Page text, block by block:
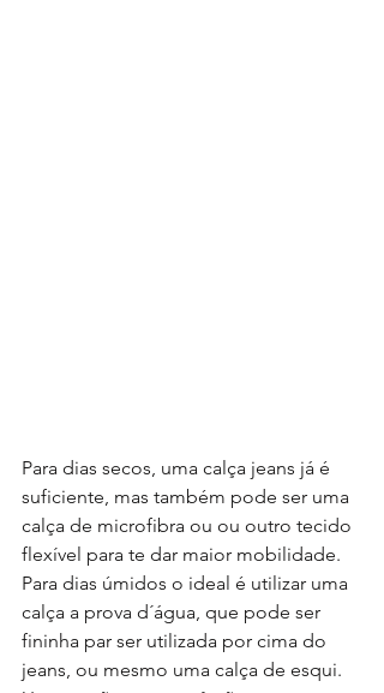
Para dias secos, uma calça jeans já é
suficiente, mas também pode ser uma
calça de microfibra ou ou outro tecido
flexível para te dar maior mobilidade.
Para dias úmidos o ideal é utilizar uma
calça a prova d´água, que pode ser
fininha par ser utilizada por cima do
jeans, ou mesmo uma calça de esqui.